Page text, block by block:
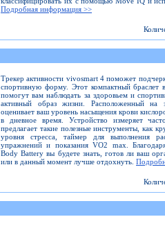
Подробная информация >>
Трекер активности vivosmart 4 поможет
спортивную форму. Этот компактный браслет
помогут вам наблюдать за здоровьем и
активный образ жизни. Расположенный на
оценивает ваш уровень насыщения крови
в дневное время. Устройство измеряет
предлагает такие полезные инструменты, как
уровня стресса, таймер для выполнения
упражнений и показания VO2 max.
Body Battery вы будете знать, готов ли ваш
или в данный момент лучше отдохнуть.